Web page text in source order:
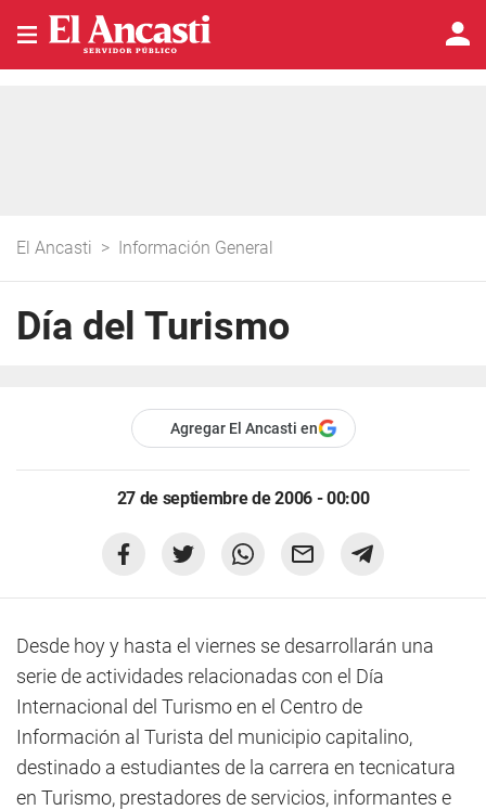
El Ancasti > Información General
Día del Turismo
Agregar El Ancasti en
27 de septiembre de 2006 - 00:00
Desde hoy y hasta el viernes se desarrollarán una
serie de actividades relacionadas con el Día
Internacional del Turismo en el Centro de
Información al Turista del municipio capitalino,
destinado a estudiantes de la carrera en tecnicatura
en Turismo, prestadores de servicios, informantes e